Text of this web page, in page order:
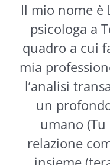
Il mio nome è
psicologa a
quadro a cui
mia
l’analisi
un
umano (Tu
relazione